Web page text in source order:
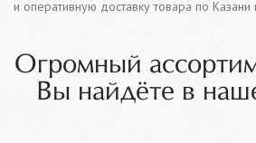
и оперативную доставку товара по Казани
Огромный
Вы найдёте в